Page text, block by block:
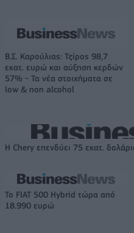
Β.Σ. Καρούλιας: Τζίρος 98,7
εκατ. ευρώ και αύξηση κερδών
57% - Τα νέα στοιχήματα σε
low & non alcohol
Η Chery επενδύει 75 εκατ.
Το FIAT 500 Hybrid τώρα από
18.990 ευρώ